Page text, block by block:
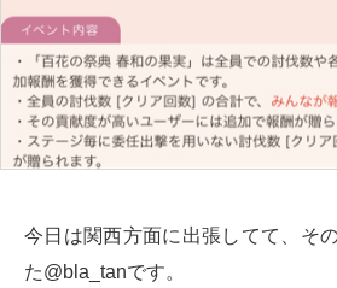
今日は関西方面に出張してて、そ
た@bla_tanです。